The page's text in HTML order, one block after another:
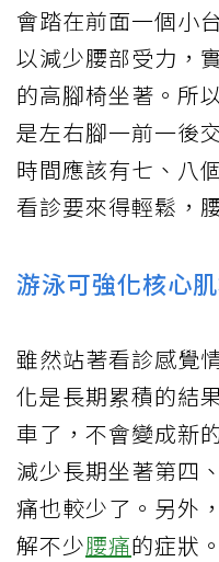
會踏在前面一個小
以減少腰部受力，
的高腳椅坐著。所
是左右腳一前一後
時間應該有七、八
看診要來得輕鬆，
游泳可強化核心
雖然站著看診感覺
化是長期累積的結
車了，不會變成新
減少長期坐著第四
痛也較少了。另外
解不少腰痛的症狀。